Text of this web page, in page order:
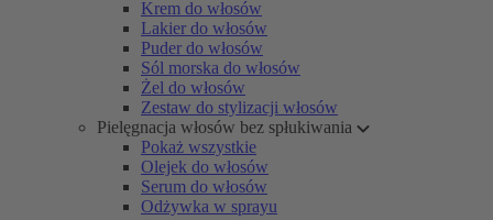
Krem do włosów
Lakier do włosów
Puder do włosów
Sól morska do włosów
Żel do włosów
Zestaw do stylizacji włosów
Pielęgnacja włosów bez spłukiwania
Pokaż wszystkie
Olejek do włosów
Serum do włosów
Odżywka w sprayu